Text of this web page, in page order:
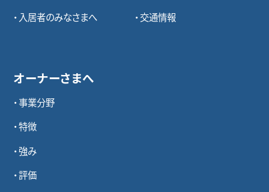
入居者のみなさまへ
オーナーさまへ
事業分野
特徴
強み
評価
交通情報